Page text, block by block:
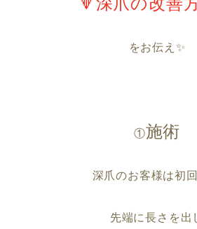
をお伝え✨
①施術
深爪のお客様は初
先端に長さを出